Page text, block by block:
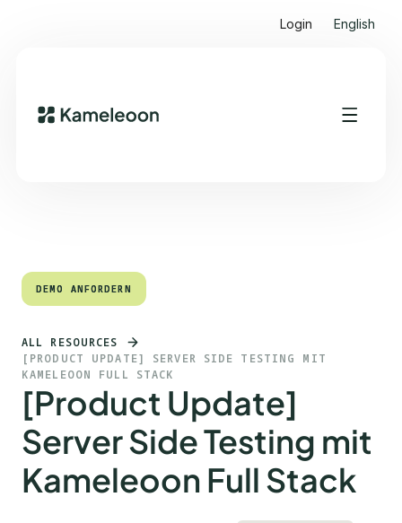
Login English
Quick Links
DEMO ANFORDERN
DEMO ANFORDERN
ALL RESOURCES
[PRODUCT UPDATE] SERVER SIDE TESTING MIT
KAMELEOON FULL STACK
[Product Update]
Server Side Testing mit
Kameleoon Full Stack